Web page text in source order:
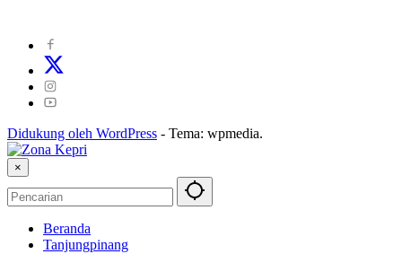
Didukung oleh WordPress - Tema: wpmedia.
×
Beranda
Tanjungpinang